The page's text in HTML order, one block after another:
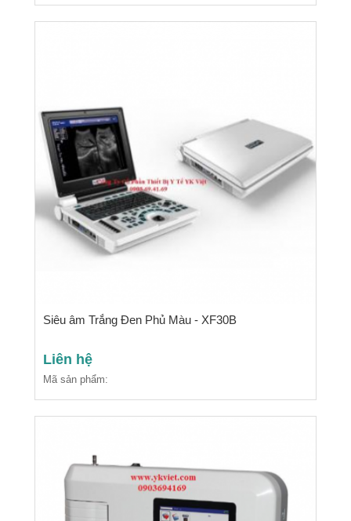
Siêu âm Trắng Đen Phủ Màu - XF30B
Liên hệ
Mã sản phẩm: